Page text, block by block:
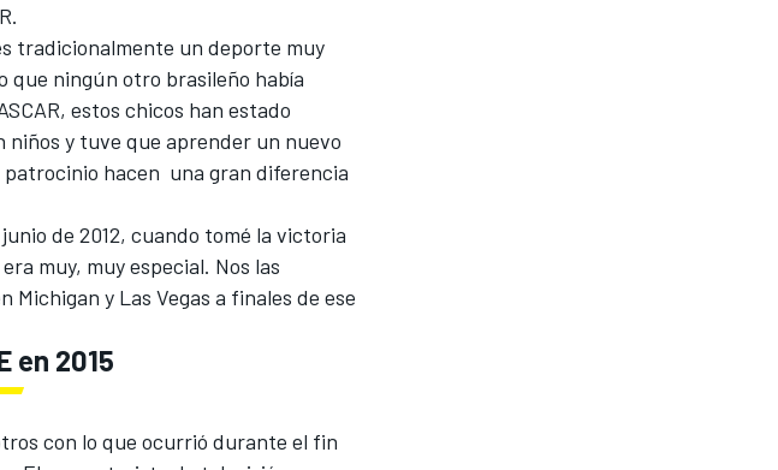
tradicionalmente un deporte muy
que ningún otro brasileño había
estos chicos han estado
y tuve que aprender un nuevo
hacen una gran diferencia
de 2012, cuando tomé la victoria
muy, muy especial. Nos las
y Las Vegas a finales de ese
en 2015
con lo que ocurrió durante el fin